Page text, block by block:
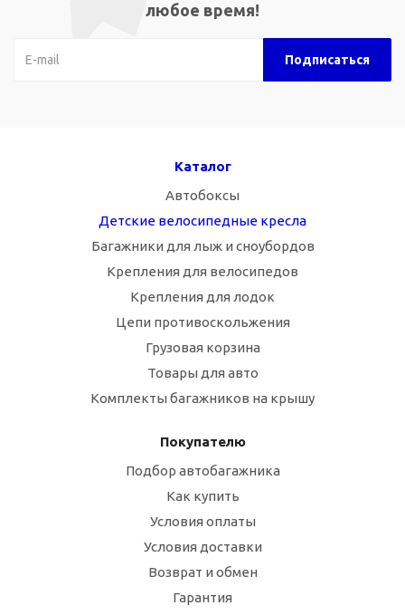
любое время!
Каталог
Автобоксы
Детские велосипедные кресла
Багажники для лыж и сноубордов
Крепления для велосипедов
Крепления для лодок
Цепи противоскольжения
Грузовая корзина
Товары для авто
Комплекты багажников на крышу
Покупателю
Подбор автобагажника
Как купить
Условия оплаты
Условия доставки
Возврат и обмен
Гарантия